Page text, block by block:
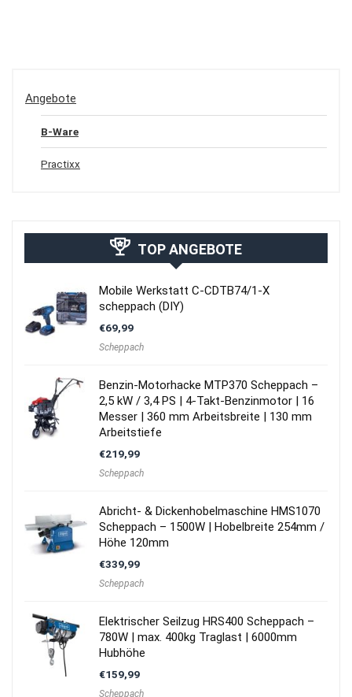
Angebote
B-Ware
Practixx
TOP ANGEBOTE
Mobile Werkstatt C-CDTB74/1-X
scheppach (DIY)
€69,99
Scheppach
Benzin-Motorhacke MTP370 Scheppach –
2,5 kW / 3,4 PS | 4-Takt-Benzinmotor | 16
Messer | 360 mm Arbeitsbreite | 130 mm
Arbeitstiefe
€219,99
Scheppach
Abricht- & Dickenhobelmaschine HMS1070
Scheppach – 1500W | Hobelbreite 254mm /
Höhe 120mm
€339,99
Scheppach
Elektrischer Seilzug HRS400 Scheppach –
780W | max. 400kg Traglast | 6000mm
Hubhöhe
€159,99
Scheppach